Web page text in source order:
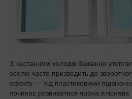
З настанням холодів бажання
оселю часто призводить до
ефекту — під пластиковими
починає розвиватися чорна пліснява